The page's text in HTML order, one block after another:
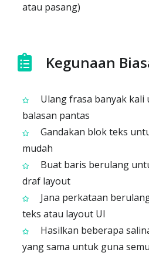
atau pasang)
Kegunaan
Ulang frasa banyak kali
balasan pantas
Gandakan blok teks
mudah
Buat baris berulang
draf layout
Jana perkataan
teks atau layout UI
Hasilkan beberapa
yang sama untuk guna